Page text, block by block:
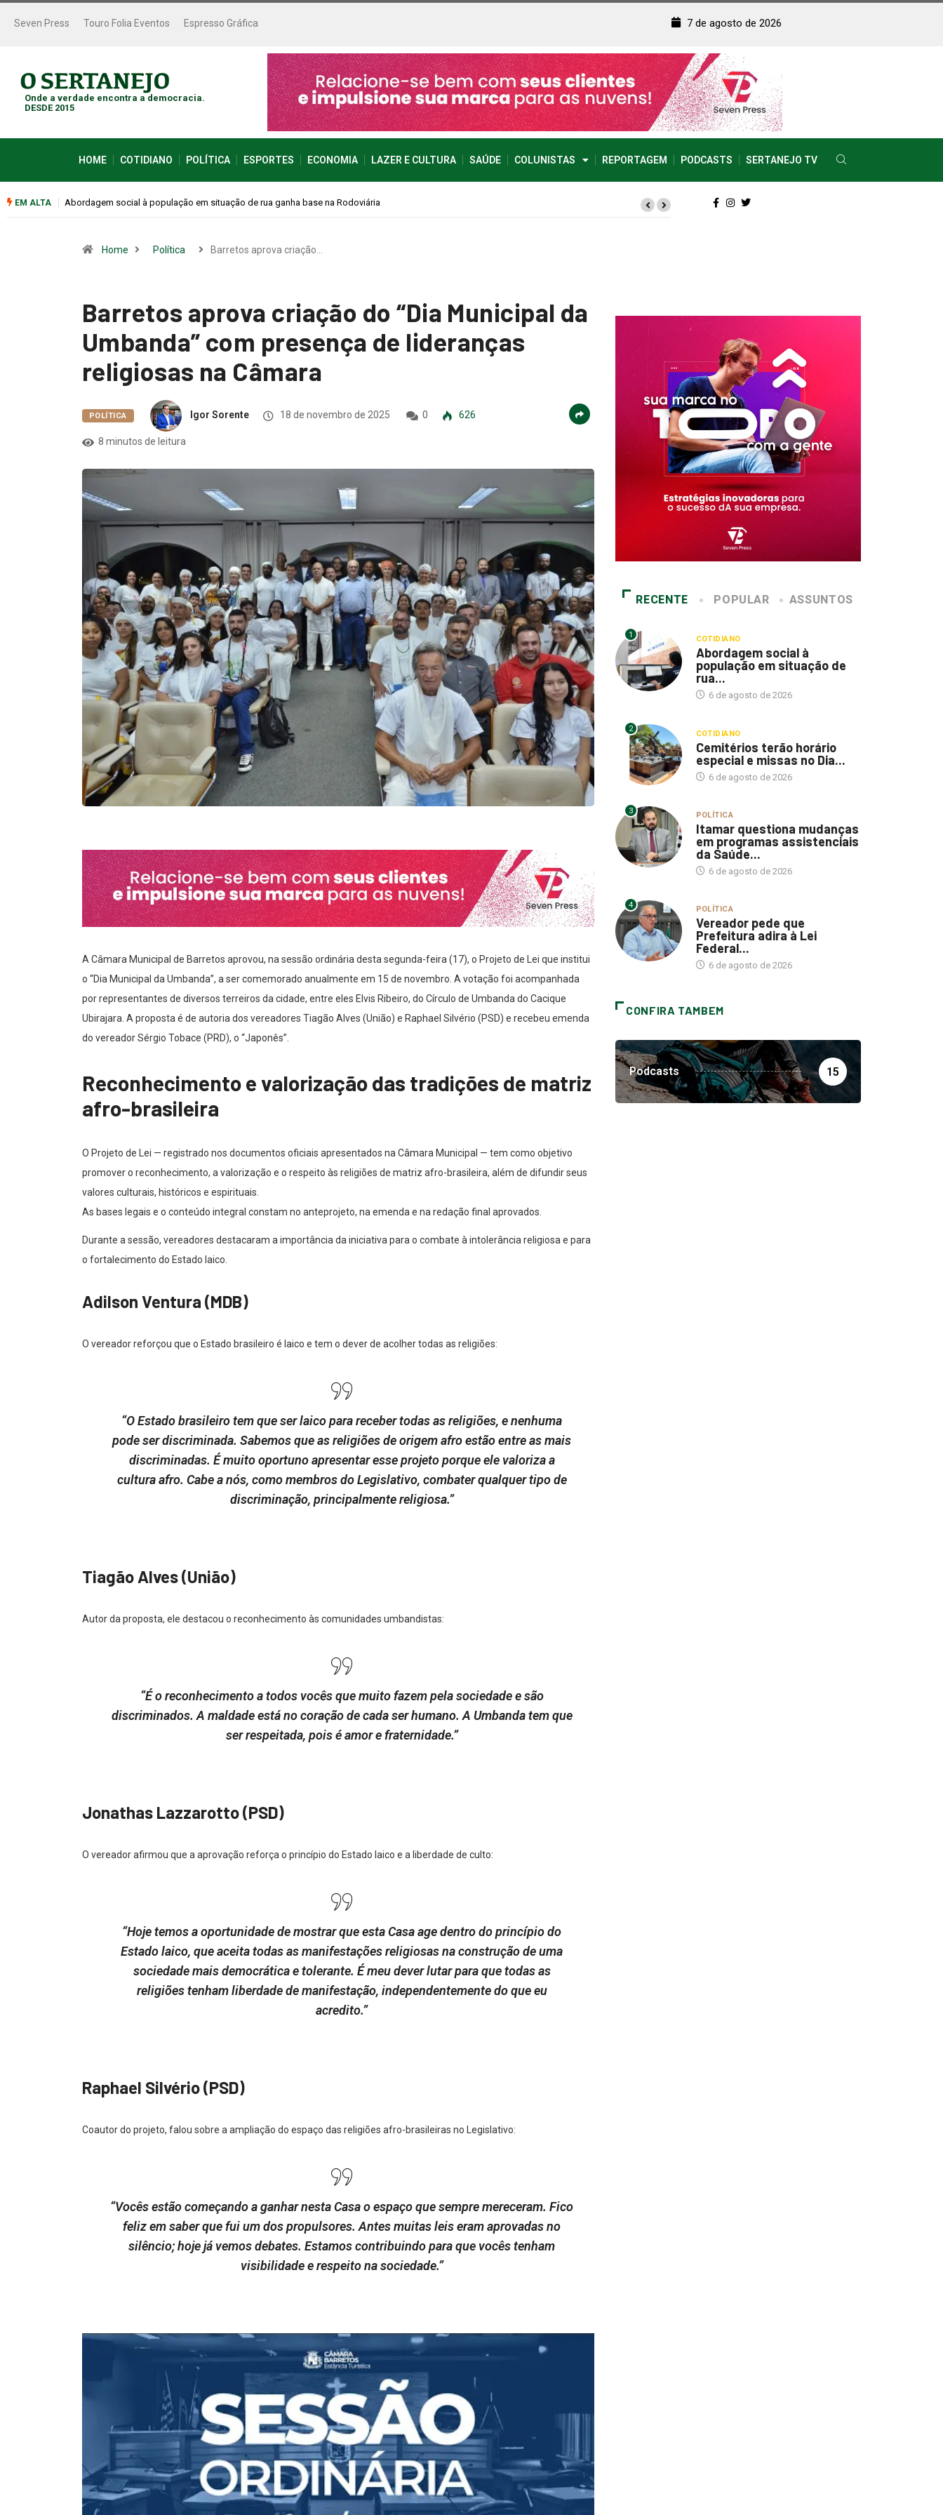
Seven Press Touro Folia Eventos Espresso Gráfica 7 de agosto de 2026
Onde a verdade encontra a democracia.
DESDE 2015
HOME COTIDIANO POLÍTICA ESPORTES ECONOMIA LAZER E CULTURA SAÚDE COLUNISTAS REPORTAGEM PODCASTS SERTANEJO TV
EM ALTA Cemitérios terão horário especial e missas no Dia dos Pais
Home Política Barretos aprova criação…
Barretos aprova criação do “Dia Municipal da
Umbanda” com presença de lideranças
religiosas na Câmara
POLÍTICA Igor Sorente 18 de novembro de 2025 0 626
8 minutos de leitura
A Câmara Municipal de Barretos aprovou, na sessão ordinária desta segunda-feira (17), o Projeto de Lei que institui
o “Dia Municipal da Umbanda”, a ser comemorado anualmente em 15 de novembro. A votação foi acompanhada
por representantes de diversos terreiros da cidade, entre eles Elvis Ribeiro, do Círculo de Umbanda do Cacique
Ubirajara. A proposta é de autoria dos vereadores Tiagão Alves (União) e Raphael Silvério (PSD) e recebeu emenda
do vereador Sérgio Tobace (PRD), o “Japonês”.
Reconhecimento e valorização das tradições de matriz
afro-brasileira
O Projeto de Lei — registrado nos documentos oficiais apresentados na Câmara Municipal — tem como objetivo
promover o reconhecimento, a valorização e o respeito às religiões de matriz afro-brasileira, além de difundir seus
valores culturais, históricos e espirituais.
As bases legais e o conteúdo integral constam no anteprojeto, na emenda e na redação final aprovados.
Durante a sessão, vereadores destacaram a importância da iniciativa para o combate à intolerância religiosa e para
o fortalecimento do Estado laico.
Adilson Ventura (MDB)
O vereador reforçou que o Estado brasileiro é laico e tem o dever de acolher todas as religiões:
“O Estado brasileiro tem que ser laico para receber todas as religiões, e nenhuma
pode ser discriminada. Sabemos que as religiões de origem afro estão entre as mais
discriminadas. É muito oportuno apresentar esse projeto porque ele valoriza a
cultura afro. Cabe a nós, como membros do Legislativo, combater qualquer tipo de
discriminação, principalmente religiosa.”
Tiagão Alves (União)
Autor da proposta, ele destacou o reconhecimento às comunidades umbandistas:
“É o reconhecimento a todos vocês que muito fazem pela sociedade e são
discriminados. A maldade está no coração de cada ser humano. A Umbanda tem que
ser respeitada, pois é amor e fraternidade.”
Jonathas Lazzarotto (PSD)
O vereador afirmou que a aprovação reforça o princípio do Estado laico e a liberdade de culto:
“Hoje temos a oportunidade de mostrar que esta Casa age dentro do princípio do
Estado laico, que aceita todas as manifestações religiosas na construção de uma
sociedade mais democrática e tolerante. É meu dever lutar para que todas as
religiões tenham liberdade de manifestação, independentemente do que eu
acredito.”
Raphael Silvério (PSD)
Coautor do projeto, falou sobre a ampliação do espaço das religiões afro-brasileiras no Legislativo:
“Vocês estão começando a ganhar nesta Casa o espaço que sempre mereceram. Fico
feliz em saber que fui um dos propulsores. Antes muitas leis eram aprovadas no
silêncio; hoje já vemos debates. Estamos contribuindo para que vocês tenham
visibilidade e respeito na sociedade.”
RECENTE POPULAR ASSUNTOS
1 COTIDIANO
Abordagem social à
população em situação de
rua...
6 de agosto de 2026
2 COTIDIANO
Cemitérios terão horário
especial e missas no Dia...
6 de agosto de 2026
3 POLÍTICA
Itamar questiona mudanças
em programas assistenciais
da Saúde...
6 de agosto de 2026
4 POLÍTICA
Vereador pede que
Prefeitura adira à Lei
Federal...
6 de agosto de 2026
CONFIRA TAMBEM
Podcasts 15